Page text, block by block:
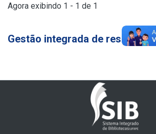
Agora exibindo 1 - 1 de 1
Gestão integrada de resíduos